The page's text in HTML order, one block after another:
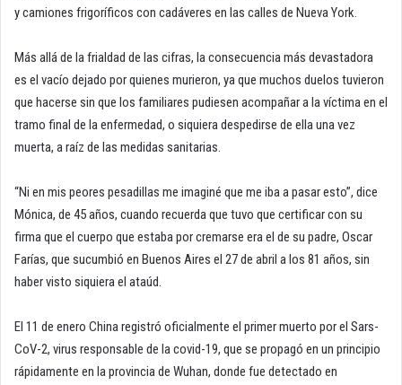
y camiones frigoríficos con cadáveres en las calles de Nueva York.
Más allá de la frialdad de las cifras, la consecuencia más devastadora
es el vacío dejado por quienes murieron, ya que muchos duelos tuvieron
que hacerse sin que los familiares pudiesen acompañar a la víctima en el
tramo final de la enfermedad, o siquiera despedirse de ella una vez
muerta, a raíz de las medidas sanitarias.
“Ni en mis peores pesadillas me imaginé que me iba a pasar esto”, dice
Mónica, de 45 años, cuando recuerda que tuvo que certificar con su
firma que el cuerpo que estaba por cremarse era el de su padre, Oscar
Farías, que sucumbió en Buenos Aires el 27 de abril a los 81 años, sin
haber visto siquiera el ataúd.
El 11 de enero China registró oficialmente el primer muerto por el Sars-
CoV-2, virus responsable de la covid-19, que se propagó en un principio
rápidamente en la provincia de Wuhan, donde fue detectado en